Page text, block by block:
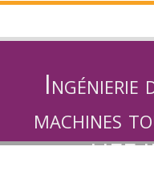
Ingénierie
machines
UEE